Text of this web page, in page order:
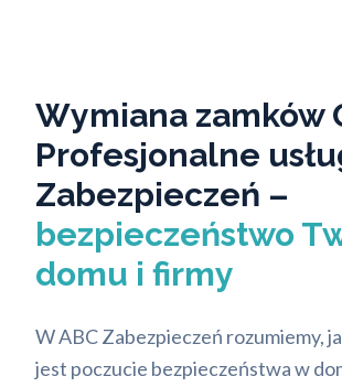
Wymiana zamków
Profesjonalne
Zabezpieczeń –
bezpieczeństwo
domu i firmy
W ABC Zabezpieczeń rozumiemy,
jest poczucie bezpieczeństwa w